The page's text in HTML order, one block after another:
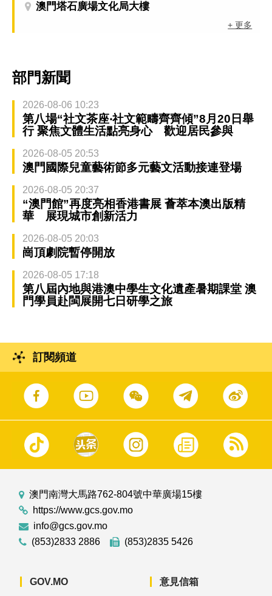
澳門塔石廣場文化局大樓
+ 更多
部門新聞
2026-08-06 10:23
第八場“社文茶座‧社文範疇齊齊傾”8月20日舉
行 聚焦文體生活點亮身心 歡迎居民參與
2026-08-05 20:53
澳門國際兒童藝術節多元藝文活動接連登場
2026-08-05 20:37
“澳門館”再度亮相香港書展 薈萃本澳出版精
華 展現城市創新活力
2026-08-05 20:03
崗頂劇院暫停開放
2026-08-05 17:18
第八屆內地與港澳中學生文化遺產暑期課堂 澳
門學員赴閩展開七日研學之旅
訂閱頻道
澳門南灣大馬路762-804號中華廣場15樓
https://www.gcs.gov.mo
info@gcs.gov.mo
(853)2833 2886
(853)2835 5426
GOV.MO 意見信箱